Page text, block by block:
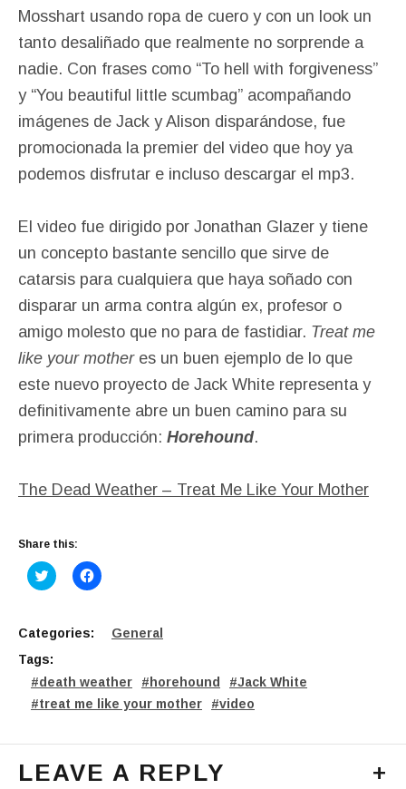
Mosshart usando ropa de cuero y con un look un
tanto desaliñado que realmente no sorprende a
nadie. Con frases como “To hell with forgiveness”
y “You beautiful little scumbag” acompañando
imágenes de Jack y Alison disparándose, fue
promocionada la premier del video que hoy ya
podemos disfrutar e incluso descargar el mp3.
El video fue dirigido por Jonathan Glazer y tiene
un concepto bastante sencillo que sirve de
catarsis para cualquiera que haya soñado con
disparar un arma contra algún ex, profesor o
amigo molesto que no para de fastidiar. Treat me
like your motheres un buen ejemplo de lo que
este nuevo proyecto de Jack White representa y
definitivamente abre un buen camino para su
primera producción: Horehound.
The Dead Weather – Treat Me Like Your Mother
Share this:
C
l
t
o
s
h
a
r
e
o
w
t
t
C
l
a
r
e
o
a
c
e
b
Categories:
General
Tags:
death weather
horehound
Jack White
treat me like your mother
video
LEAVE A REPLY +